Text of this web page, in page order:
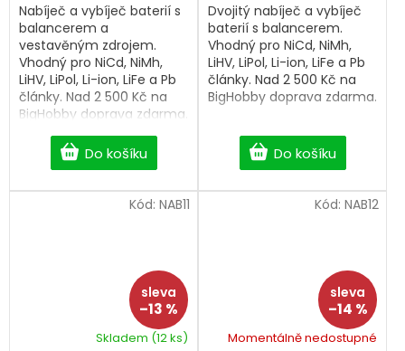
Do košíku
Nabíječ a vybíječ baterií s
balancerem a
vestavěným zdrojem.
Vhodný pro NiCd, NiMh,
LiHV, LiPol, Li-ion, LiFe a Pb
články. Nad 2 500 Kč na
BigHobby doprava zdarma.
hvězdiček.
Do košíku
Dvojitý nabíječ a vybíječ
baterií s balancerem.
Vhodný pro NiCd, NiMh,
LiHV, LiPol, Li-ion, LiFe a Pb
články. Nad 2 500 Kč na
BigHobby doprava zdarma.
–13 %
Skladem (12 ks)
Kód: NAB11
–14 %
Momentálně nedostupné
Kód: NAB12